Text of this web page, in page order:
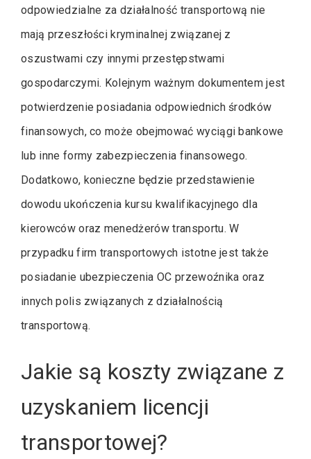
odpowiedzialne za działalność transportową nie
mają przeszłości kryminalnej związanej z
oszustwami czy innymi przestępstwami
gospodarczymi. Kolejnym ważnym dokumentem jest
potwierdzenie posiadania odpowiednich środków
finansowych, co może obejmować wyciągi bankowe
lub inne formy zabezpieczenia finansowego.
Dodatkowo, konieczne będzie przedstawienie
dowodu ukończenia kursu kwalifikacyjnego dla
kierowców oraz menedżerów transportu. W
przypadku firm transportowych istotne jest także
posiadanie ubezpieczenia OC przewoźnika oraz
innych polis związanych z działalnością
transportową.
Jakie są koszty związane z
uzyskaniem licencji
transportowej?